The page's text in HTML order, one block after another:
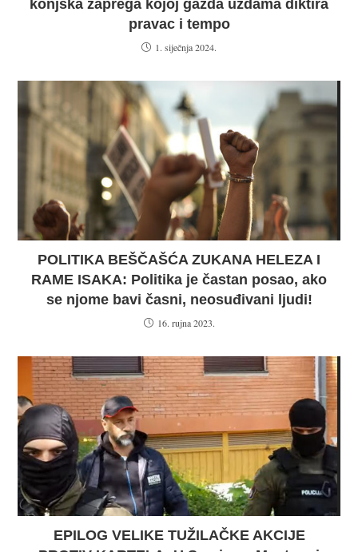
konjska zaprega kojoj gazda uzdama diktira
pravac i tempo
1. siječnja 2024.
POLITIKA BEŠČAŠĆA ZUKANA HELEZA I
RAME ISAKA: Politika je častan posao, ako
se njome bavi časni, neosuđivani ljudi!
16. rujna 2023.
EPILOG VELIKE TUŽILAČKE AKCIJE